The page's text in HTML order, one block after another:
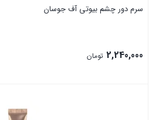
سرم دور چشم بیوتی آف جوسان
2,240,000 تومان